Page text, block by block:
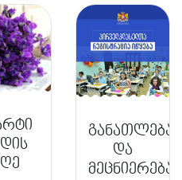
განათლება
და
მეცნიერება